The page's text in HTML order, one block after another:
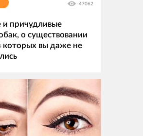
47062
и причудливые
о существовании
которых вы даже не